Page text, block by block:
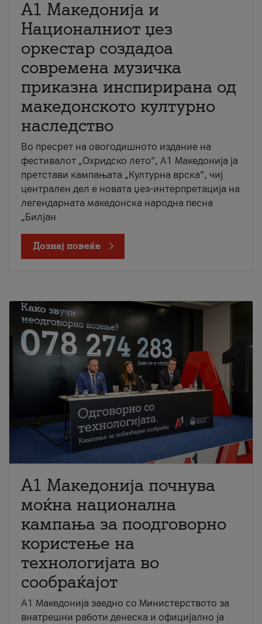
А1 Македонија и
Националниот џез
оркестар создадоа
современа музичка
приказна инспирирана од
македонското културно
наследство
Во пресрет на овогодишното издание на
фестивалот „Охридско лето“, А1 Македонија ја
претстави кампањата „Културна врска“, чиј
централен дел е новата џез-интерпретација на
легендарната македонска народна песна
„Билјан
Дознај повеќе
A1 Македонија почнува
моќна национална
кампања за поодговорно
користење на
технологијата во
сообраќајот
A1 Македонија заедно со Министерството за
внатрешни работи денеска и официјално ја